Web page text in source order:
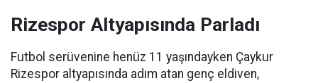
Rizespor Altyapısında Parladı
Futbol serüvenine henüz 11 yaşındayken Çaykur
Rizespor altyapısında adım atan genç eldiven,